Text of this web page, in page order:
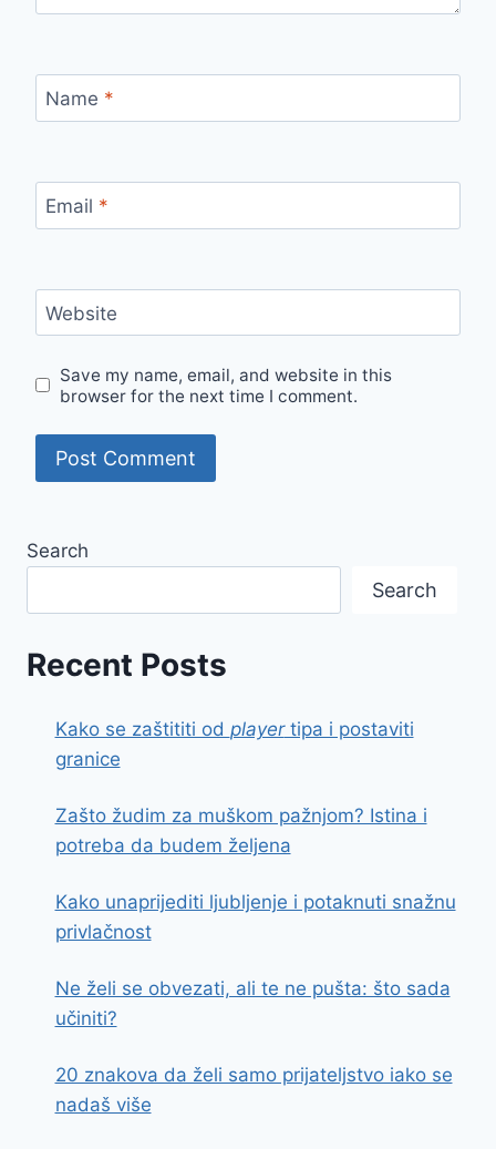
Name *
Email *
Website
Save my name, email, and website in this
browser for the next time I comment.
Search
Search
Recent Posts
Kako se zaštititi od playertipa i postaviti
granice
Zašto žudim za muškom pažnjom? Istina i
potreba da budem željena
Kako unaprijediti ljubljenje i potaknuti snažnu
privlačnost
Ne želi se obvezati, ali te ne pušta: što sada
učiniti?
20 znakova da želi samo prijateljstvo iako se
nadaš više